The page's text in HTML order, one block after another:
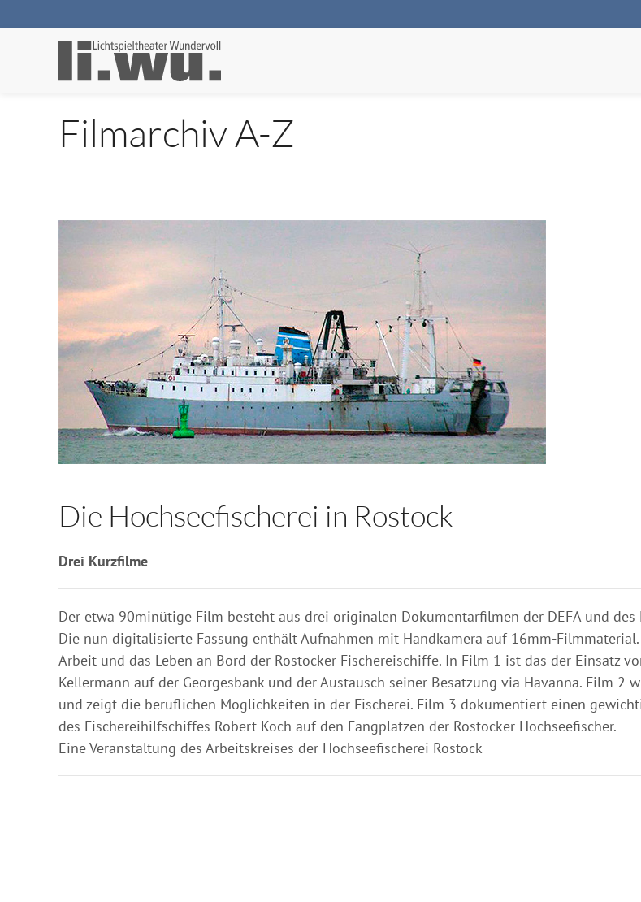
Filmarchiv A-Z
Die Hochseefischerei in Rostock
Drei Kurzfilme
Der etwa 90minütige Film besteht aus drei originalen Dokumentarfilmen der DEFA und des
Die nun digitalisierte Fassung enthält Aufnahmen mit Handkamera auf 16mm-
Arbeit und das Leben an Bord der Rostocker Fischereischiffe. In Film 1 ist das der Einsatz
Kellermann auf der Georgesbank und der Austausch seiner Besatzung via Havanna. Film 2
und zeigt die beruflichen Möglichkeiten in der Fischerei. Film 3 dokumentiert einen
des Fischereihilfschiffes Robert Koch auf den Fangplätzen der Rostocker Hochseefischer.
Eine Veranstaltung des Arbeitskreises der Hochseefischerei Rostock